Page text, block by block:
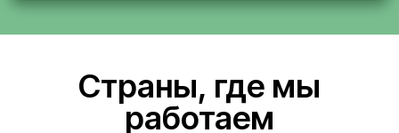
Страны, где мы
работаем